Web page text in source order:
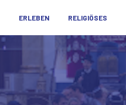
ERLEBEN RELIGIÖSES